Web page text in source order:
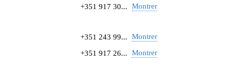
+351 917 30... Montrer
+351 243 99... Montrer
+351 917 26... Montrer